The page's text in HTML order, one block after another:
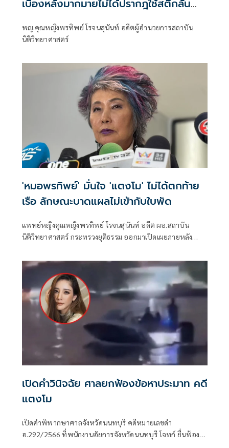
เบื้องหลังมากมายไม่ได้ปรากฎใช้สติกลั่น
พญ.คุณหญิงพรทิพย์ โรจนสุนันท์ อดีตผู้อำนวยการสถาบัน
นิติวิทยาศาสตร์
'หมอพรทิพย์' มั่นใจ 'แตงโม' ไม่ได้ตกท้าย
เรือ ลักษณะบาดแผลไม่เข้ากับใบพัด
แพทย์หญิงคุณหญิงพรทิพย์ โรจนสุนันท์ อดีต ผอ.สถาบัน
นิติวิทยาศาสตร์ กระทรวงยุติธรรม ออกมาเปิดเผยภายหลัง
เวช และแพทย์ผู้เชี่ยวชาญด้านศัลยกรรมตกแต่ง
เปิดคำวินิจฉัย ศาลยกฟ้องข้อหาประมาท คดี
แตงโม
เปิดคำพิพากษาศาลจังหวัดนนทบุรี คดีหมายเลขดำ
อ.292/2566 ที่พนักงานอัยการจังหวัดนนทบุรี โจทก์ ยื่นฟ้อง